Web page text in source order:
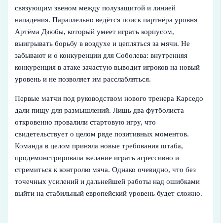
связующим звеном между полузащитой и линией
нападения. Параллельно ведётся поиск партнёра уровня
Артёма Дзюбы, который умеет играть корпусом,
выигрывать борьбу в воздухе и цепляться за мячи. Не
забывают и о конкуренции для Соболева: внутренняя
конкуренция в атаке зачастую выводит игроков на новый
уровень и не позволяет им расслабляться.
Первые матчи под руководством нового тренера Карседо
дали пищу для размышлений. Лишь два футболиста
откровенно провалили стартовую игру, что
свидетельствует о целом ряде позитивных моментов.
Команда в целом приняла новые требования штаба,
продемонстрировала желание играть агрессивно и
стремиться к контролю мяча. Однако очевидно, что без
точечных усилений и дальнейшей работы над ошибками
выйти на стабильный европейский уровень будет сложно.